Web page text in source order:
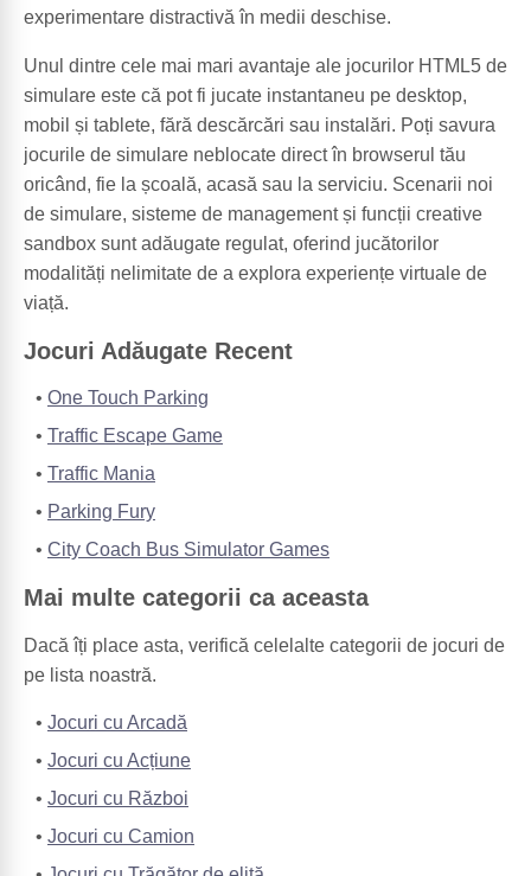
experimentare distractivă în medii deschise.
Unul dintre cele mai mari avantaje ale jocurilor HTML5 de
simulare este că pot fi jucate instantaneu pe desktop,
mobil și tablete, fără descărcări sau instalări. Poți savura
jocurile de simulare neblocate direct în browserul tău
oricând, fie la școală, acasă sau la serviciu. Scenarii noi
de simulare, sisteme de management și funcții creative
sandbox sunt adăugate regulat, oferind jucătorilor
modalități nelimitate de a explora experiențe virtuale de
viață.
Jocuri Adăugate Recent
One Touch Parking
Traffic Escape Game
Traffic Mania
Parking Fury
City Coach Bus Simulator Games
Mai multe categorii ca aceasta
Dacă îți place asta, verifică celelalte categorii de jocuri de
pe lista noastră.
Jocuri cu Arcadă
Jocuri cu Acțiune
Jocuri cu Război
Jocuri cu Camion